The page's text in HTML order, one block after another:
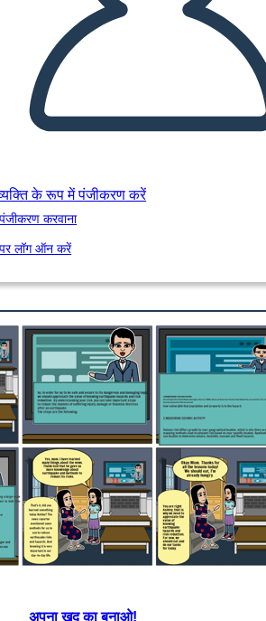
के रूप में पंजीकरण करें
पंजीकरण करवाना
पर लॉग ऑन करें
अपना खुद का बनाओ!